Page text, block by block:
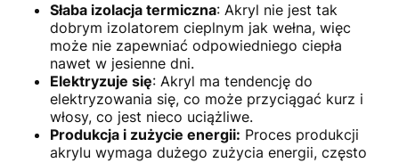
Słaba izolacja termiczna: Akryl nie jest tak
dobrym izolatorem cieplnym jak wełna, więc
może nie zapewniać odpowiedniego ciepła
nawet w jesienne dni.
Elektryzuje się: Akryl ma tendencję do
elektryzowania się, co może przyciągać kurz i
włosy, co jest nieco uciążliwe.
Produkcja i zużycie energii: Proces produkcji
akrylu wymaga dużego zużycia energii, często